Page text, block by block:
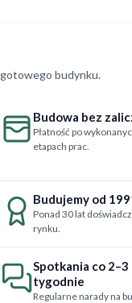
budynku.
Budowa bez
Płatność po
etapach prac.
Budujemy od
Ponad 30 lat
rynku.
Spotkania co 2–3
tygodnie
Regularne narady na